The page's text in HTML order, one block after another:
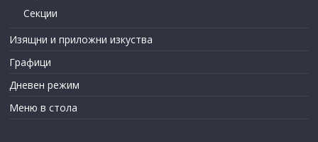
Секции
Изящни и приложни изкуства
Графици
Дневен режим
Меню в стола